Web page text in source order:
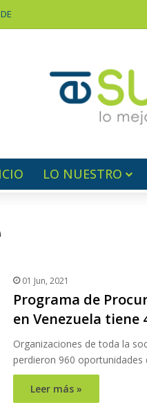
LO NUESTRO
01 Jun, 2021
Programa de
en Venezuela tiene
Organizaciones de toda la
perdieron 960
Leer más »